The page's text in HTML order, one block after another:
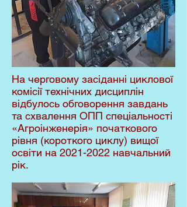
На черговому засіданні циклової
комісії технічних дисциплін
відбулось обговорення завдань
та схвалення ОПП спеціальності
«Агроінженерія» початкового
рівня (короткого циклу) вищої
освіти на 2021-2022 навчальний
рік.